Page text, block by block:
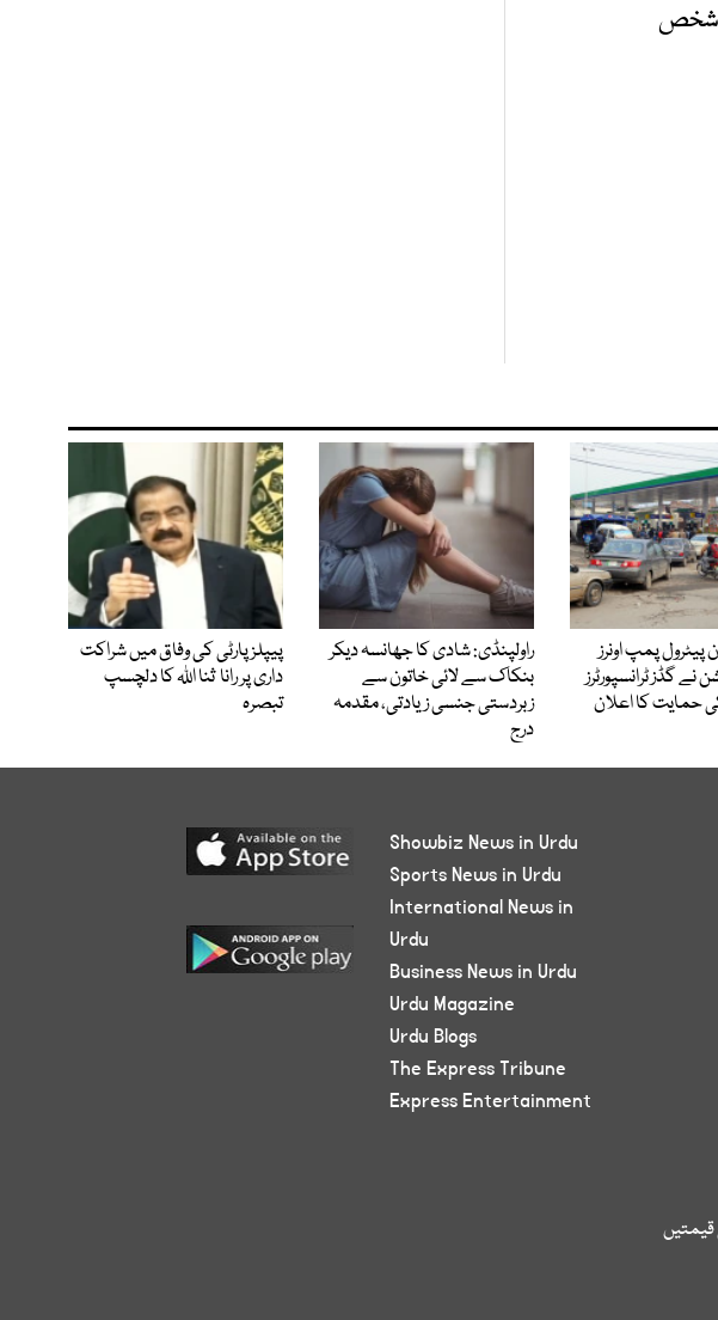
شخص
پیٹرول پمپ اونرز
نے گڈز ٹرانسپورٹرز
حمایت کا اعلان
راولپنڈی: شادی کا جھانسہ دیکر
بنکاک سے لائی خاتون سے
زبردستی جنسی زیادتی، مقدمہ
درج
پیپلز پارٹی کی وفاق میں شراکت
داری پر رانا ثنا اللہ کا دلچسپ
تبصرہ
Showbiz News in Urdu
Sports News in Urdu
International News in
Urdu
Business News in Urdu
Urdu Magazine
Urdu Blogs
The Express Tribune
Express Entertainment